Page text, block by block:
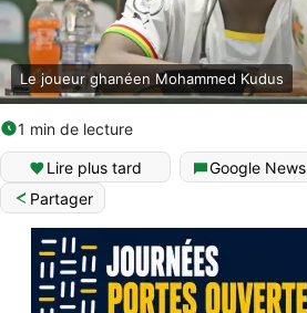
Le joueur ghanéen Mohammed Kudus
1 min de lecture
Lire plus tard Google News
Partager